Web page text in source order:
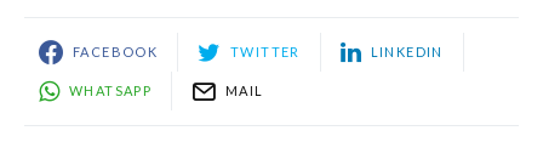
FACEBOOK TWITTER LINKEDIN
WHATSAPP MAIL